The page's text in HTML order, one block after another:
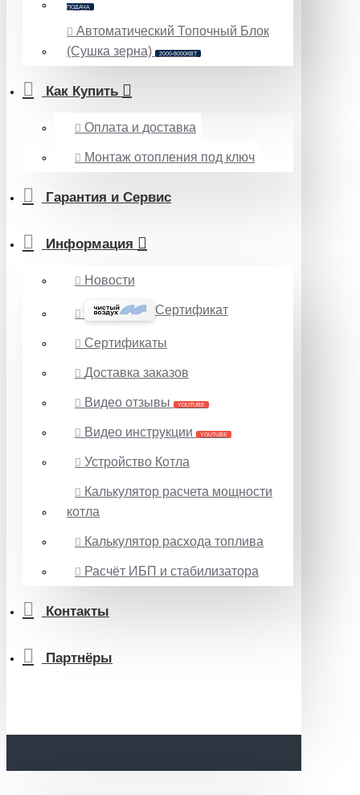
ПОДАЧА
Автоматический Топочный Блок
(Сушка зерна)
2000-8000КВТ
Как Купить
Оплата и доставка
Монтаж отопления под ключ
Гарантия и Сервис
Информация
Новости
Сертификат
Сертификаты
Доставка заказов
Видео отзывы YOUTUBE
Видео инструкции YOUTUBE
Устройство Котла
Калькулятор расчета мощности
котла
Калькулятор расхода топлива
Расчёт ИБП и стабилизатора
Контакты
Партнёры